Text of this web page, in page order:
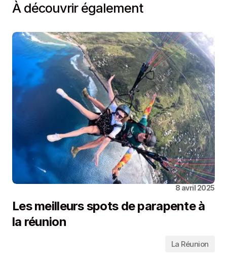
À découvrir également
8 avril 2025
Les meilleurs spots de parapente à
la réunion
La Réunion